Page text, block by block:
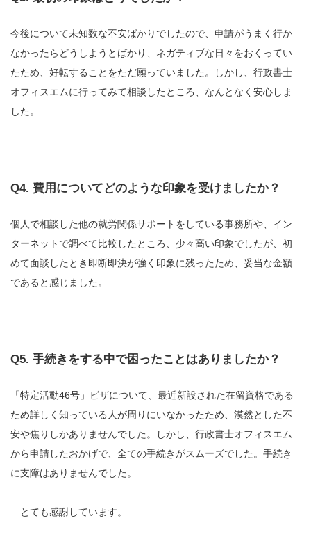
今後について未知数な不安ばかりでしたので、申請がうまく行か
なかったらどうしようとばかり、ネガティブな日々をおくってい
たため、好転することをただ願っていました。しかし、行政書士
オフィスエムに行ってみて相談したところ、なんとなく安心しま
した。
Q4. 費用についてどのような印象を受けましたか？
個人で相談した他の就労関係サポートをしている事務所や、イン
ターネットで調べて比較したところ、少々高い印象でしたが、初
めて面談したとき即断即決が強く印象に残ったため、妥当な金額
であると感じました。
Q5. 手続きをする中で困ったことはありましたか？
「特定活動46号」ビザについて、最近新設された在留資格である
ため詳しく知っている人が周りにいなかったため、漠然とした不
安や焦りしかありませんでした。しかし、行政書士オフィスエム
から申請したおかげで、全ての手続きがスムーズでした。手続き
に支障はありませんでした。
とても感謝しています。